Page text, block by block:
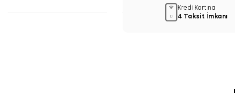
Kredi Kartına
4 Taksit İmkanı